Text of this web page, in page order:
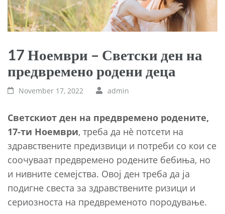
17 Ноември – Светски ден на
предвремено родени деца
November 17, 2022 admin
Светскиот ден на предвремено родените,
17-ти Ноември, треба да нè потсети на
здравствените предизвици и потреби со кои се
соочуваат предвремено родените бебиња, но
и нивните семејства. Овој ден треба да ја
подигне свеста за здравствените ризици и
сериозноста на предвременото породување.